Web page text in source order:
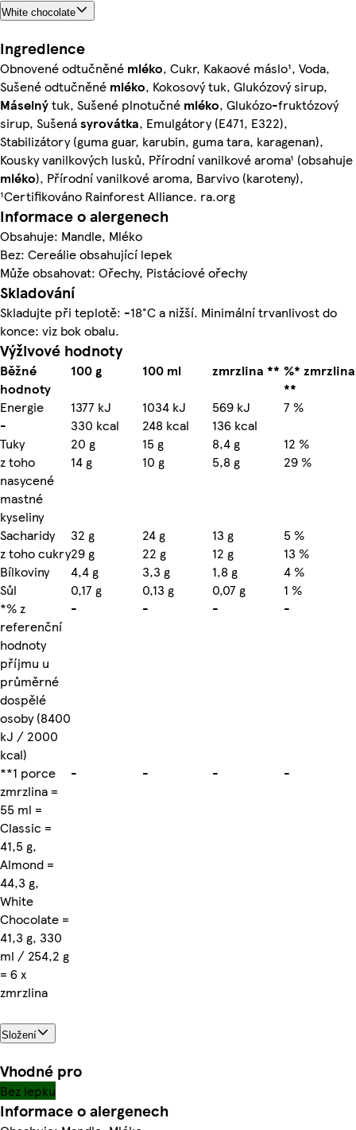
White chocolate
Ingredience
Obnovené odtučněné mléko, Cukr, Kakaové máslo¹, Voda,
Sušené odtučněné mléko, Kokosový tuk, Glukózový sirup,
Máselnýtuk, Sušené plnotučné mléko, Glukózo-fruktózový
sirup, Sušenásyrovátka, Emulgátory (E471, E322),
Stabilizátory (guma guar, karubin, guma tara, karagenan),
Kousky vanilkových lusků, Přírodní vanilkové aroma¹ (obsahuje
mléko), Přírodní vanilkové aroma, Barvivo (karoteny),
¹Certifikováno Rainforest Alliance. ra.org
Informace o alergenech
Obsahuje: Mandle, Mléko
Bez: Cereálie obsahující lepek
Může obsahovat: Ořechy, Pistáciové ořechy
Skladování
Skladujte při teplotě: -18°C a nižší. Minimální trvanlivost do
konce: viz bok obalu.
Výživové hodnoty
Běžné
hodnoty
100 g 100 ml zmrzlina ** %* zmrzlina
**
Energie
1377 kJ 1034 kJ 569 kJ
7 %
-
330 kcal 248 kcal
136 kcal
Tuky
20 g 15 g 8,4 g
12 %
z toho
nasycené
mastné
kyseliny
14 g 10 g 5,8 g 29 %
Sacharidy 32 g 24 g 13 g
5 %
z toho cukry29 g 22 g 12 g
13 %
Bílkoviny
4,4 g 3,3 g 1,8 g
4 %
Sůl
0,17 g 0,13 g 0,07 g
1 %
*% z
referenční
hodnoty
příjmu u
průměrné
dospělé
osoby (8400
kJ / 2000
kcal)
- - - -
**1 porce
zmrzlina =
55 ml =
Classic =
41,5 g,
Almond =
44,3 g,
White
Chocolate =
41,3 g, 330
ml / 254,2 g
= 6 x
zmrzlina
- - - -
Složení
Vhodné pro
Bez lepku
Informace o alergenech